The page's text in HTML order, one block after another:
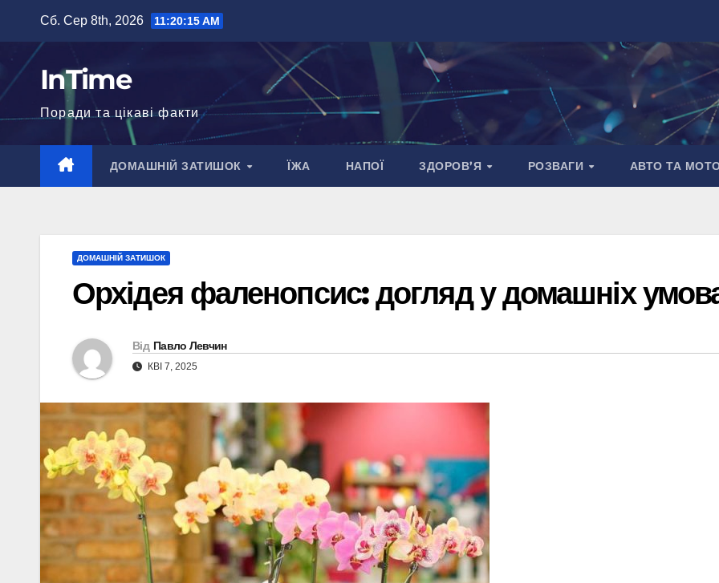
вмісту
Сб. Сер 8th, 2026 11:20:16 AM
InTime
Поради та цікаві факти
ДОМАШНІЙ ЗАТИШОК ЇЖА НАПОЇ ЗДОРОВ’Я РОЗВАГИ АВТО ТА
ДОМАШНІЙ ЗАТИШОК
Орхідея фаленопсис: догляд у домашніх
Від Павло Левчин
КВІ 7, 2025